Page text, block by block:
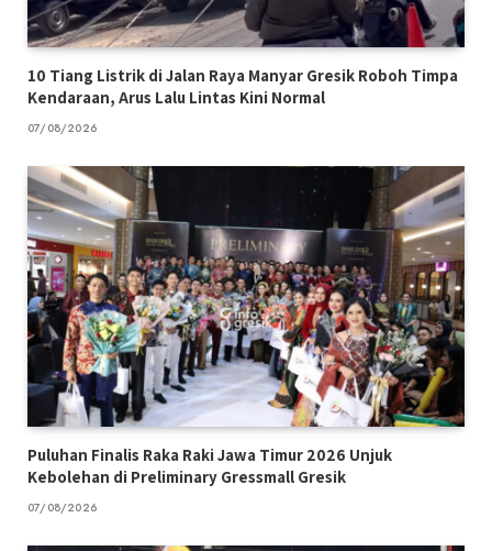
10 Tiang Listrik di Jalan Raya Manyar Gresik Roboh Timpa
Kendaraan, Arus Lalu Lintas Kini Normal
07/08/2026
Puluhan Finalis Raka Raki Jawa Timur 2026 Unjuk
Kebolehan di Preliminary Gressmall Gresik
07/08/2026